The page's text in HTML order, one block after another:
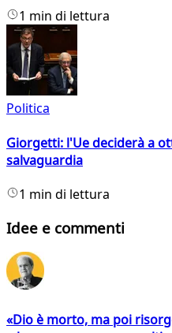
1 min di lettura
Politica
Giorgetti: l'Ue deciderà a
salvaguardia
1 min di lettura
Idee e commenti
«Dio è morto, ma poi